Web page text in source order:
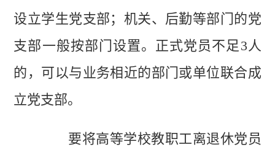
设立学生党支部；机关、后勤等部门的党
支部一般按部门设置。正式党员不足3人
的，可以与业务相近的部门或单位联合成
立党支部。
要将高等学校教职工离退休党员